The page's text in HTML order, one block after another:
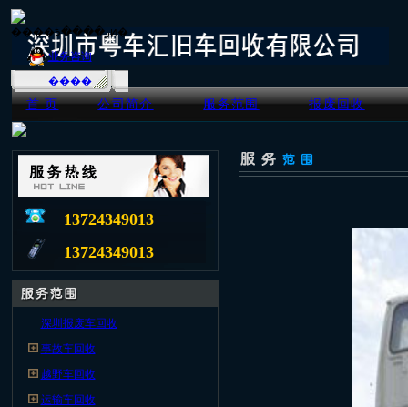
首 页 公司简介 服务范围 报废回收
业务咨询
����
13724349013
13724349013
深圳报废车回收
事故车回收
越野车回收
运输车回收